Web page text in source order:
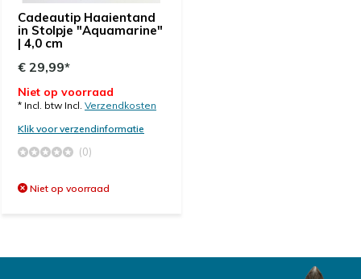
Cadeautip Haaientand
in Stolpje "Aquamarine"
| 4,0 cm
€ 29,99*
Niet op voorraad
* Incl. btw Incl. Verzendkosten
Klik voor verzendinformatie
(0)
Niet op voorraad